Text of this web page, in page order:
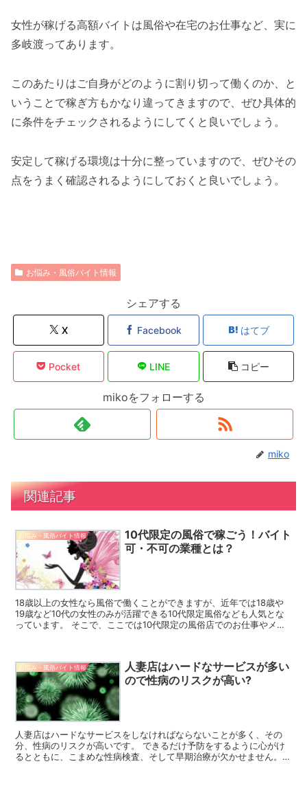
女性が稼げる高額バイトは風俗や在宅のお仕事など、実に
多岐渡ってあります。
このあたりはご自身がどのように割り切って働くのか、と
いうことで稼ぎ方もかなり違ってきますので、ぜひ具体的
に条件をチェックされるようにしてくと良いでしょう。
安定して稼げる環境は十分に整っていますので、ぜひその
点をうまく確認されるようにしておくと良いでしょう。
お悩み・風俗バイト情報
シェアする
X Facebook はてブ
Pocket LINE コピー
mikoをフォローする
miko
関連記事
お悩み・風俗バイト情報
10代限定の風俗で稼ごう！バイト
可・不可の業種とは？
18歳以上の女性なら風俗で働くことができますが、近年では18歳や
19歳など10代の女性のみが活躍できる10代限定風俗なども人気とな
っています。 そこで、ここでは10代限定の風俗店でのお仕事やメリ
お悩み・風俗バイト情報
人妻店はハードなサービスが多い
ので性病のリスクが高い?
人妻店はハードなサービスをしなければならないことが多く、その
分、性病のリスクが高いです。 できるだけ予防をするように心がけ
るとともに、こまめな性病検査、そして早期治療が欠かせません。